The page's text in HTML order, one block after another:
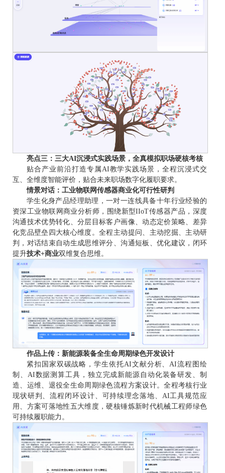
亮点三：三大AI沉浸式实践场景，全真模拟职场硬核考核
贴合产业前沿打造专属AI教学实践场景，全程沉浸式交
互、全维度智能评价，贴合未来职场数字化履职要求。
情景对话：工业物联网传感器商业化可行性研判
学生化身产品经理助理，一对一连线具备十年行业经验的
资深工业物联网商业分析师，围绕新型IIoT传感器产品，深度
沟通技术优势转化、分层目标客户画像、动态定价策略、差异
化竞品壁垒四大核心维度。全程主动提问、主动挖掘、主动研
判，对话结束自动生成思维评分、沟通短板、优化建议，闭环
提升技术+商业双维复合思维。
作品上传：新能源装备全生命周期绿色开发设计
紧扣国家双碳战略，学生依托AI文献分析、AI流程图绘
制、AI数据测算工具，独立完成新能源自动化装备研发、制
造、运维、退役全生命周期绿色流程方案设计。全程考核行业
现状研判、流程闭环设计、可持续理念落地、AI工具规范应
用、方案可落地性五大维度，硬核锤炼新时代机械工程师绿色
可持续履职能力。